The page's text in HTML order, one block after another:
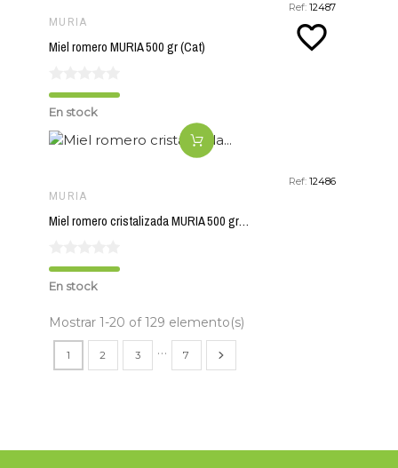
Ref:12487
MURIA
Miel romero MURIA 500 gr (Cat)
En stock
Ref:12486
MURIA
Miel romero cristalizada MURIA 500 gr (Cat)
En stock
favorite_border
Mostrar 1-20 of 129 elemento(s)
1 2 3 … 7